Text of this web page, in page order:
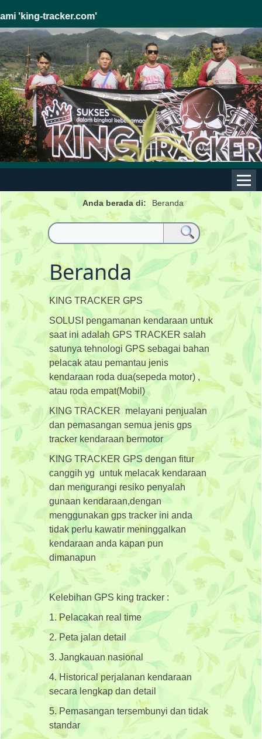
tracker.com'
Anda berada di: Beranda
Beranda
KING TRACKER GPS
SOLUSI pengamanan kendaraan untuk
saat ini adalah GPS TRACKER salah
satunya tehnologi GPS sebagai bahan
pelacak atau pemantau jenis
kendaraan roda dua(sepeda motor) ,
atau roda empat(Mobil)
KING TRACKER melayani penjualan
dan pemasangan semua jenis gps
tracker kendaraan bermotor
KING TRACKER GPS dengan fitur
canggih yg untuk melacak kendaraan
dan mengurangi resiko penyalah
gunaan kendaraan,dengan
menggunakan gps tracker ini anda
tidak perlu kawatir meninggalkan
kendaraan anda kapan pun
dimanapun
Kelebihan GPS king tracker :
1. Pelacakan real time
2. Peta jalan detail
3. Jangkauan nasional
4. Historical perjalanan kendaraan
secara lengkap dan detail
5. Pemasangan tersembunyi dan tidak
standar